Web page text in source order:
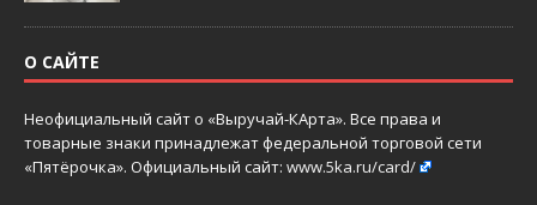
О САЙТЕ
Неофициальный сайт о «Выручай-КАрта». Все права и
товарные знаки принадлежат федеральной торговой сети
«Пятёрочка». Официальный сайт: www.5ka.ru/card/